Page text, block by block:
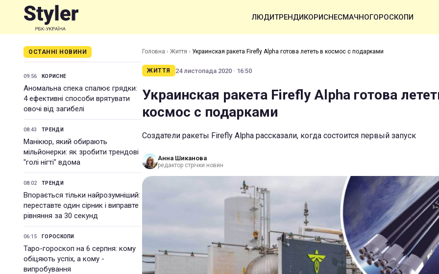
ЛЮДИТРЕНДИКОРИСНЕСМАЧНОГОРОСКОПИ
ОСТАННІ НОВИНИ
09:56 КОРИСНЕ
Аномальна спека спалює грядки:
4 ефективні способи врятувати
овочі від загибелі
08:43 ТРЕНДИ
Манікюр, який обирають
мільйонерки: як зробити трендові
"голі нігті" вдома
08:02 ТРЕНДИ
Впорається тільки найрозумніший:
переставте один сірник і виправте
рівняння за 30 секунд
06:15 ГОРОСКОПИ
Таро-гороскоп на 6 серпня: кому
обіцяють успіх, а кому -
випробування
Головна › Життя › Украинская ракета Firefly Alpha готова лететь в космос с подарками
ЖИТТЯ 24 листопада 2020 · 16:50
Украинская ракета Firefly Alpha готова
космос с подарками
Создатели ракеты Firefly Alpha рассказали, когда состоится первый запуск
Анна Шиканова
редактор стрічки новин